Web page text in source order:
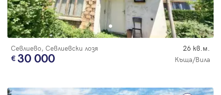
Севлиево, Севлиевски лозя 26 кв.м.
30 000 Къща/Вила